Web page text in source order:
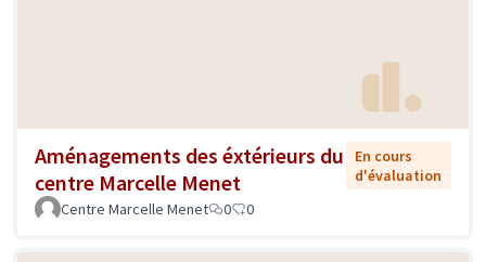
Aménagements des éxtérieurs du
centre Marcelle Menet
En cours
d'évaluation
Centre Marcelle Menet
0 0